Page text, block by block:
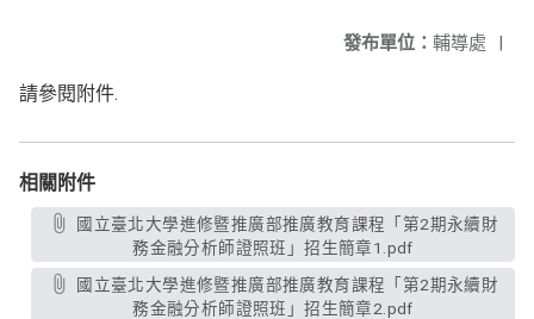
發布單位： 輔導處 |
請參閱附件.
相關附件
務金融分析師證照班」招生簡章1.pdf
務金融分析師證照班」招生簡章2.pdf